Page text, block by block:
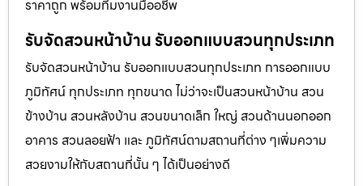
ราคาถูก พร้อมทีมงานมืออชีพ
รับจัดสวนหน้าบ้าน รับออกแบบสวนทุกประเภท
รับจัดสวนหน้าบ้าน รับออกแบบสวนทุกประเภท การออกแบบ
ภูมิทัศน์ ทุกประเภท ทุกขนาด ไม่ว่าจะเป็นสวนหน้าบ้าน สวน
ข้างบ้าน สวนหลังบ้าน สวนขนาดเล็ก ใหญ่ สวนด้านนอกออก
อาคาร สวนลอยฟ้า และ ภูมิทัศน์ตามสถานที่ต่าง ๆเพิ่มความ
สวยงามให้กับสถานที่นั้น ๆ ได้เป็นอย่างดี